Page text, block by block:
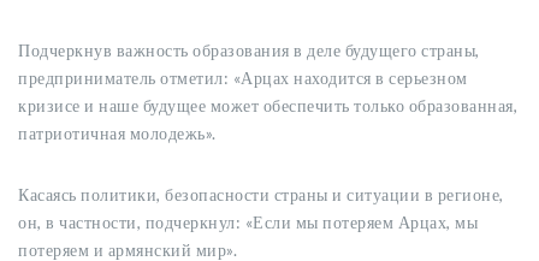
Подчеркнув важность образования в деле будущего страны,
предприниматель отметил: «Арцах находится в серьезном
кризисе и наше будущее может обеспечить только образованная,
патриотичная молодежь».
Касаясь политики, безопасности страны и ситуации в регионе,
он, в частности, подчеркнул: «Если мы потеряем Арцах, мы
потеряем и армянский мир».